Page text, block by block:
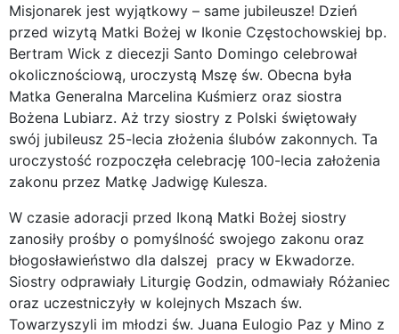
Misjonarek jest wyjątkowy – same jubileusze! Dzień
przed wizytą Matki Bożej w Ikonie Częstochowskiej bp.
Bertram Wick z diecezji Santo Domingo celebrował
okolicznościową, uroczystą Mszę św. Obecna była
Matka Generalna Marcelina Kuśmierz oraz siostra
Bożena Lubiarz. Aż trzy siostry z Polski świętowały
swój jubileusz 25-lecia złożenia ślubów zakonnych. Ta
uroczystość rozpoczęła celebrację 100-lecia założenia
zakonu przez Matkę Jadwigę Kulesza.
W czasie adoracji przed Ikoną Matki Bożej siostry
zanosiły prośby o pomyślność swojego zakonu oraz
błogosławieństwo dla dalszej pracy w Ekwadorze.
Siostry odprawiały Liturgię Godzin, odmawiały Różaniec
oraz uczestniczyły w kolejnych Mszach św.
Towarzyszyli im młodzi św. Juana Eulogio Paz y Mino z